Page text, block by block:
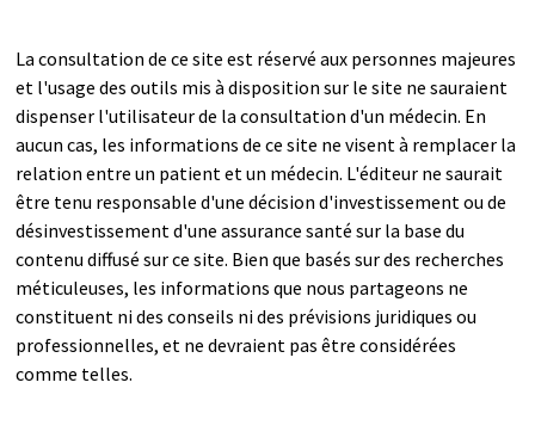
La consultation de ce site est réservé aux personnes majeures
et l'usage des outils mis à disposition sur le site ne sauraient
dispenser l'utilisateur de la consultation d'un médecin. En
aucun cas, les informations de ce site ne visent à remplacer la
relation entre un patient et un médecin. L'éditeur ne saurait
être tenu responsable d'une décision d'investissement ou de
désinvestissement d'une assurance santé sur la base du
contenu diffusé sur ce site. Bien que basés sur des recherches
méticuleuses, les informations que nous partageons ne
constituent ni des conseils ni des prévisions juridiques ou
professionnelles, et ne devraient pas être considérées
comme telles.